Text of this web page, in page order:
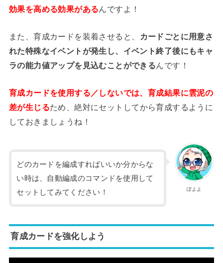
効果を高める効果があるんですよ！
また、育成カードを装着させると、
カードごとに用意さ
れた特殊なイベントが発生し、イベント終了後にもキャ
ラの能力値アップを見込むことができるんです！
育成カードを使用する／しないでは、育成結果に雲泥の
差が生じるため、絶対にセットしてから育成するように
しておきましょうね！
ぽよよ
どのカードを編成すればいいか分からな
い時は、自動編成のコマンドを使用して
セットしてみてください！
育成カードを強化しよう